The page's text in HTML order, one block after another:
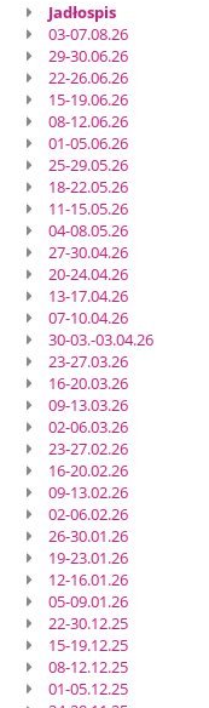
Stołówka
Jadłospis
03-07.08.26
29-30.06.26
22-26.06.26
15-19.06.26
08-12.06.26
01-05.06.26
25-29.05.26
18-22.05.26
11-15.05.26
04-08.05.26
27-30.04.26
20-24.04.26
13-17.04.26
07-10.04.26
30-03.-03.04.26
23-27.03.26
16-20.03.26
09-13.03.26
02-06.03.26
23-27.02.26
16-20.02.26
09-13.02.26
02-06.02.26
26-30.01.26
19-23.01.26
12-16.01.26
05-09.01.26
22-30.12.25
15-19.12.25
08-12.12.25
01-05.12.25